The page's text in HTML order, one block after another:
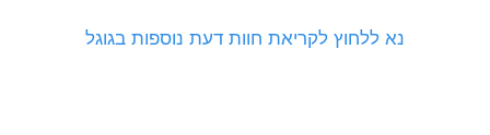
נא ללחוץ לקריאת חוות דעת נוספות בגוגל